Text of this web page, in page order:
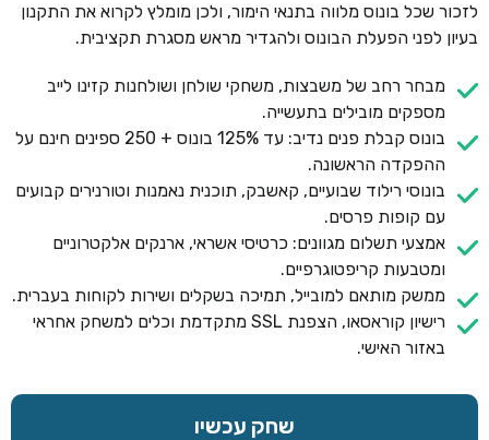
לזכור שכל בונוס מלווה בתנאי הימור, ולכן מומלץ לקרוא את התקנון
בעיון לפני הפעלת הבונוס ולהגדיר מראש מסגרת תקציבית.
מבחר רחב של משבצות, משחקי שולחן ושולחנות קזינו לייב
מספקים מובילים בתעשייה.
בונוס קבלת פנים נדיב: עד 125% בונוס + 250 ספינים חינם על
ההפקדה הראשונה.
בונוסי רילוד שבועיים, קאשבק, תוכנית נאמנות וטורנירים קבועים
עם קופות פרסים.
אמצעי תשלום מגוונים: כרטיסי אשראי, ארנקים אלקטרוניים
ומטבעות קריפטוגרפיים.
ממשק מותאם למובייל, תמיכה בשקלים ושירות לקוחות בעברית.
רישיון קוראסאו, הצפנת SSL מתקדמת וכלים למשחק אחראי
באזור האישי.
שחק עכשיו